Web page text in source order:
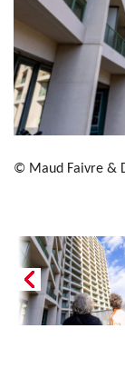
© Maud Faivre &